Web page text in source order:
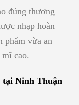
đúng thương
nhạp hoàn
phẩm vừa an
cao.
Ninh Thuận